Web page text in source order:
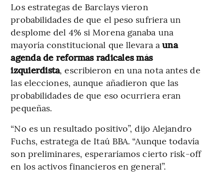
Los estrategas de Barclays vieron
probabilidades de que el peso sufriera un
desplome del 4% si Morena ganaba una
mayoría constitucional que llevara auna
agenda de reformas radicales más
izquierdista, escribieron en una nota antes de
las elecciones, aunque añadieron que las
probabilidades de que eso ocurriera eran
pequeñas.
“No es un resultado positivo”, dijo Alejandro
Fuchs, estratega de Itaú BBA. “Aunque todavía
son preliminares, esperaríamos cierto risk-off
en los activos financieros en general”.